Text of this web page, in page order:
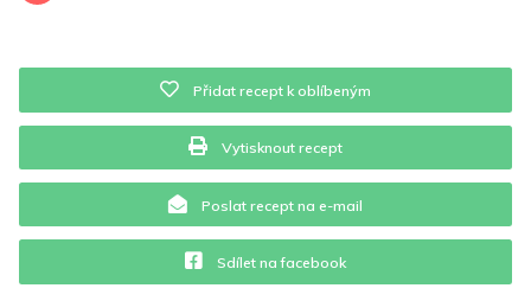
Přidat recept k oblíbeným
Vytisknout recept
Poslat recept na e-mail
Sdílet na facebook